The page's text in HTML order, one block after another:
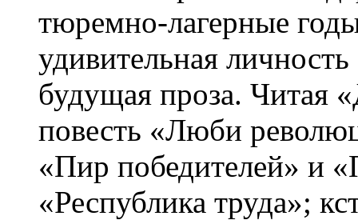
тюремно-лагерные
удивительная
будущая проза. Читая
повесть «Люби
«Пир победителей» и
«Республика труда»;